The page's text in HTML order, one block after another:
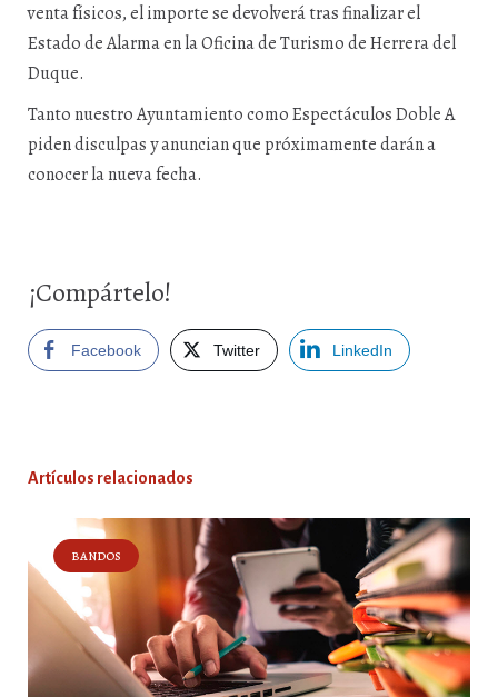
venta físicos, el importe se devolverá tras finalizar el
Estado de Alarma en la Oficina de Turismo de Herrera del
Duque.
Tanto nuestro Ayuntamiento como Espectáculos Doble A
piden disculpas y anuncian que próximamente darán a
conocer la nueva fecha.
¡Compártelo!
Facebook Twitter LinkedIn
Artículos relacionados
BANDOS